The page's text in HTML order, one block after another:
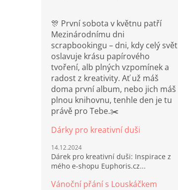
🎊 První sobota v květnu patří
Mezinárodnímu dni
scrapbookingu – dni, kdy celý svět
oslavuje krásu papírového
tvoření, alb plných vzpomínek a
radost z kreativity. Ať už máš
doma první album, nebo jich máš
plnou knihovnu, tenhle den je tu
právě pro Tebe.✂️
Dárky pro kreativní duši
14.12.2024
Dárek pro kreativní duši: Inspirace z
mého e-shopu Euphoris.cz...
Vánoční přání s Louskáčkem